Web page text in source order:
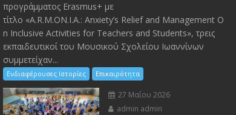
προγράμματος Erasmus+ με
τίτλο «A.R.M.ON.I.A.: Anxiety’s Relief and Management O
n Inclusive Activities for Teachers and Students», τρεις
εκπαιδευτικοί του Μουσικού Σχολείου Ιωαννίνων
συμμετείχαν...
Ενδιαφέρουσες Ιστορίες Επικαιρότητα
27 Μαΐου 2026
admin admin